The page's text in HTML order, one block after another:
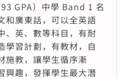
GPA）中學 Band 1 名
和廣東話，可以全英語
、英、數等科目，有耐
學習計劃，有教材，自
施教，讓學生循序漸
興趣，發揮學生最大潛